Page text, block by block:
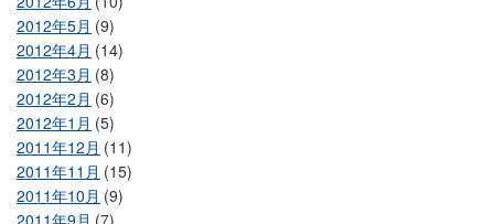
2012年5月 (9)
2012年4月 (14)
2012年3月 (8)
2012年2月 (6)
2012年1月 (5)
2011年12月 (11)
2011年11月 (15)
2011年10月 (9)